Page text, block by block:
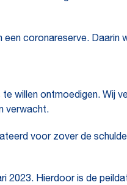
een coronareserve. Daarin
willen ontmoedigen. Wij
verwacht.
voor zover de
2023. Hierdoor is de